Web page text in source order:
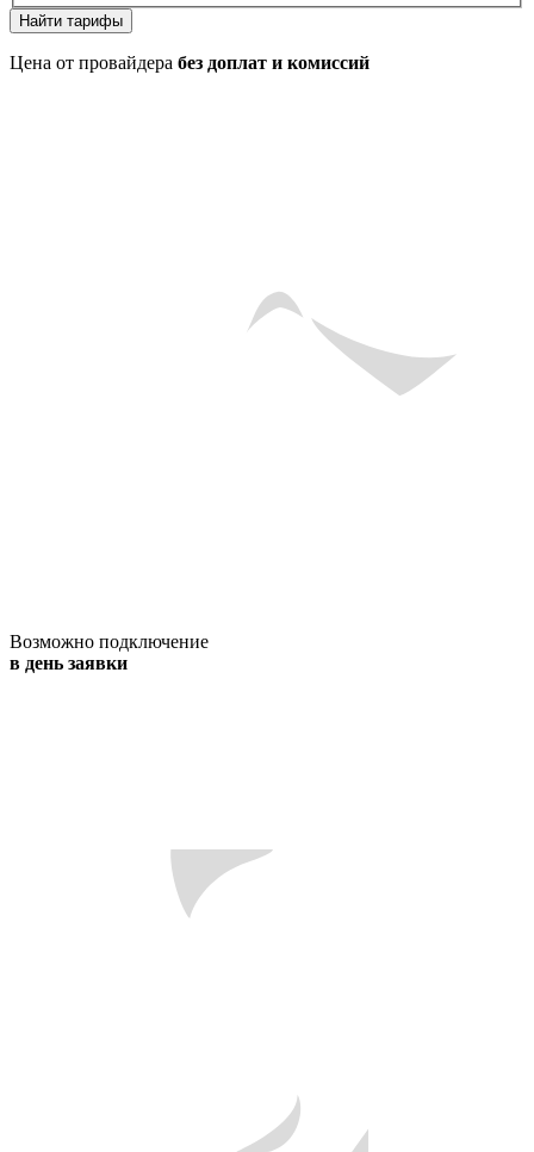
Найти тарифы
Цена от провайдера без доплат и комиссий
Возможно подключение
в день заявки